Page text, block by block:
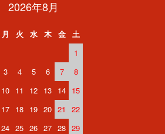
2026年8月
月 火 水 木 金
土
1
3 4 5 6 7
8
10 11 12 13 14 15
17 18 19 20 21
22
24 25 26 27 28 29